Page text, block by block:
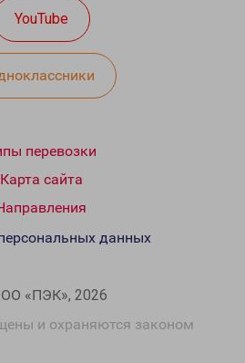
YouTube
перевозки
Карта сайта
«ПЭК», 2026
и охраняются законом
данных